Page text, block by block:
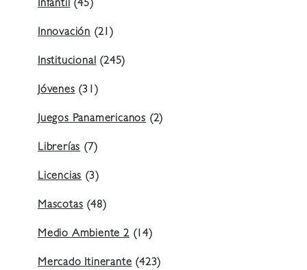
Infantil(45)
Innovación (21)
Institucional(245)
Jóvenes(31)
Juegos Panamericanos (2)
Librerías(7)
Licencias(3)
Mascotas(48)
Medio Ambiente 2(14)
Mercado Itinerante(423)